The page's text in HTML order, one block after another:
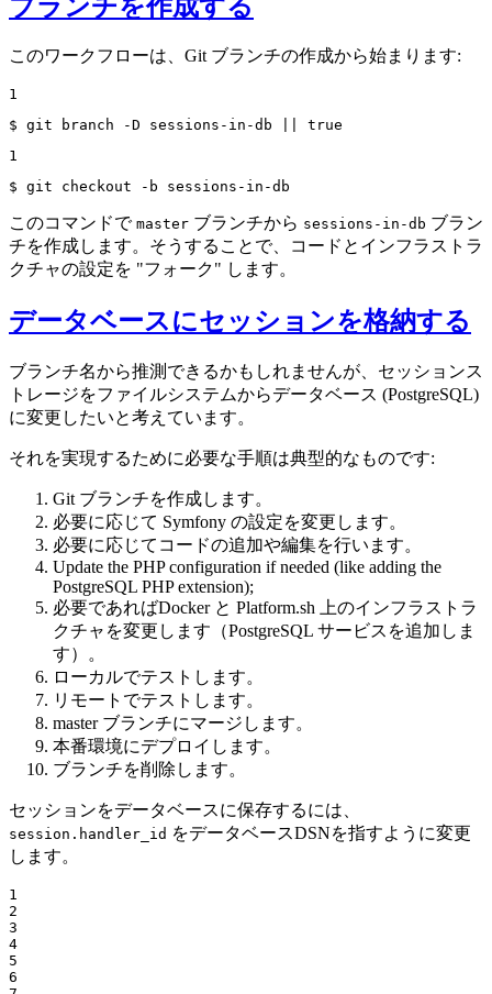
ブランチを作成する
このワークフローは、Git ブランチの作成から始まります:
1
$ git branch -D sessions-in-db || true
1
$ git checkout -b sessions-in-db
このコマンドで master ブランチから sessions-in-db ブラン
チを作成します。そうすることで、コードとインフラストラ
クチャの設定を "フォーク" します。
データベースにセッションを格納する
ブランチ名から推測できるかもしれませんが、セッションス
トレージをファイルシステムからデータベース (PostgreSQL)
に変更したいと考えています。
それを実現するために必要な手順は典型的なものです:
Git ブランチを作成します。
必要に応じて Symfony の設定を変更します。
必要に応じてコードの追加や編集を行います。
Update the PHP configuration if needed (like adding the
PostgreSQL PHP extension);
必要であればDocker と Platform.sh 上のインフラストラ
クチャを変更します（PostgreSQL サービスを追加しま
す）。
ローカルでテストします。
リモートでテストします。
master ブランチにマージします。
本番環境にデプロイします。
ブランチを削除します。
セッションをデータベースに保存するには、
session.handler_id をデータベースDSNを指すように変更
します。
1
2
3
4
5
6